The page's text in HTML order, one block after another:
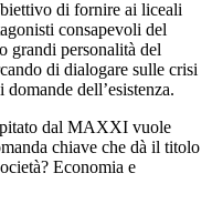
di fornire ai liceali
consapevoli del
grandi personalità del
di dialogare sulle crisi
dell’esistenza.
dal MAXXI vuole
chiave che dà il titolo
Economia e